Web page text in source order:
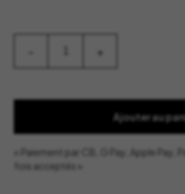
-
+
Ajouter au
« Paiement par CB, G Pay, Apple Pay,
fois acceptés »